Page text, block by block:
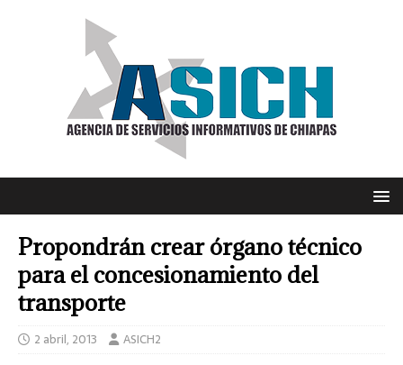
Propondrán crear órgano técnico
para el concesionamiento del
transporte
2 abril, 2013 ASICH2